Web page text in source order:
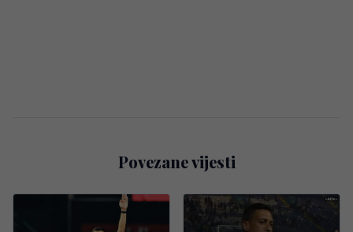
Povezane vijesti